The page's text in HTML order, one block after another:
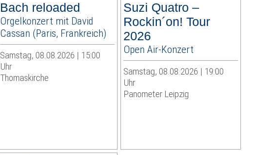
Bach reloaded
Orgelkonzert mit David
Cassan (Paris, Frankreich)
Samstag, 08.08.2026 | 15:00
Uhr
Thomaskirche
Suzi Quatro –
Rockin´on! Tour
2026
Open Air-Konzert
Samstag, 08.08.2026 | 19:00
Uhr
Panometer Leipzig